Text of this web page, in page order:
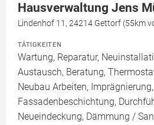
Hausverwaltung Jens
Lindenhof 11, 24214 Gettorf (55km
TÄTIGKEITEN
Wartung, Reparatur,
Austausch, Beratung,
Neubau Arbeiten, Imprägnierung,
Fassadenbeschichtung,
Neueindeckung, Dämmung /